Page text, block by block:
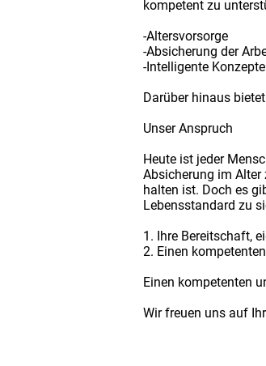
kompetent zu
-Altersvorsorge
-Absicherung der
-Intelligente
Darüber hinaus
Unser Anspruch
Heute ist jeder
Absicherung im
halten ist. Doch es
Lebensstandard zu
1. Ihre Bereitschaft,
2. Einen
Einen kompetenten
Wir freuen uns auf